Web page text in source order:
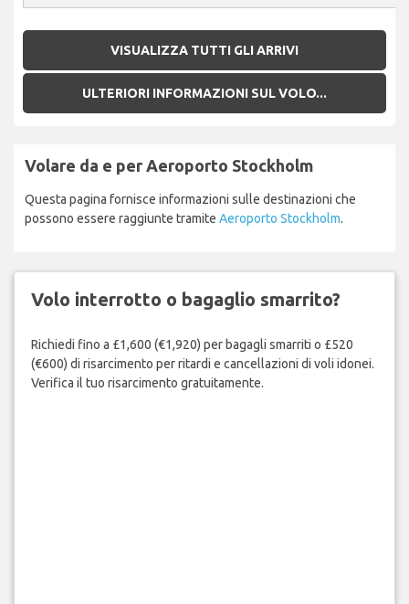
VISUALIZZA TUTTI GLI ARRIVI
ULTERIORI INFORMAZIONI SUL VOLO...
Volare da e per Aeroporto Stockholm
Questa pagina fornisce informazioni sulle destinazioni che
possono essere raggiunte tramite Aeroporto Stockholm.
Volo interrotto o bagaglio smarrito?
Richiedi fino a £1,600 (€1,920) per bagagli smarriti o £520
(€600) di risarcimento per ritardi e cancellazioni di voli idonei.
Verifica il tuo risarcimento gratuitamente.